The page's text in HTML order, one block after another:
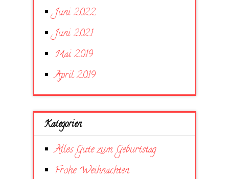
Juni 2022
Juni 2021
Mai 2019
April 2019
Kategorien
Alles Gute zum Geburtstag
Frohe Weihnachten